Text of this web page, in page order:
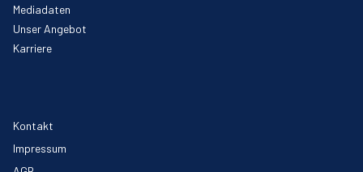
Mediadaten
Unser Angebot
Karriere
Kontakt
Impressum